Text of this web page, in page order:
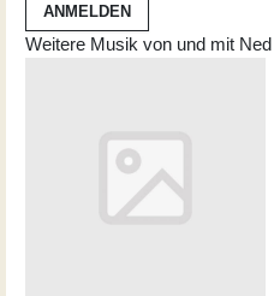
ANMELDEN
Weitere Musik von und mit